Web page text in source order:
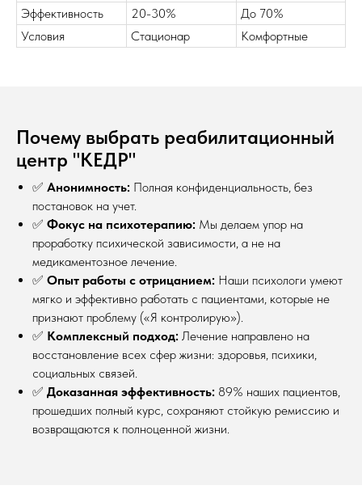
Эффективность 20-30%
До 70% ​
Условия
Стационар Комфортные ​
Почему выбрать реабилитационный
центр "КЕДР"
✅ Анонимность: Полная конфиденциальность, без
постановок на учет.
✅ Фокус на психотерапию: Мы делаем упор на
проработку психической зависимости, а не на
медикаментозное лечение.
✅ Опыт работы с отрицанием: Наши психологи умеют
мягко и эффективно работать с пациентами, которые не
признают проблему («Я контролирую»).
✅ Комплексный подход: Лечение направлено на
восстановление всех сфер жизни: здоровья, психики,
социальных связей.
✅ Доказанная эффективность: 89% наших пациентов,
прошедших полный курс, сохраняют стойкую ремиссию и
возвращаются к полноценной жизни.